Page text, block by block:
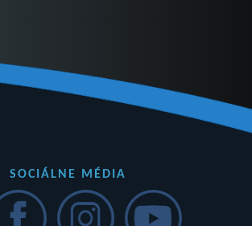
SOCIÁLNE MÉDIA